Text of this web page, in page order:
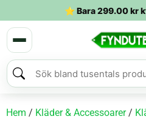
⭐ Bara299.00kr
Hem / Kläder & Accessoarer/